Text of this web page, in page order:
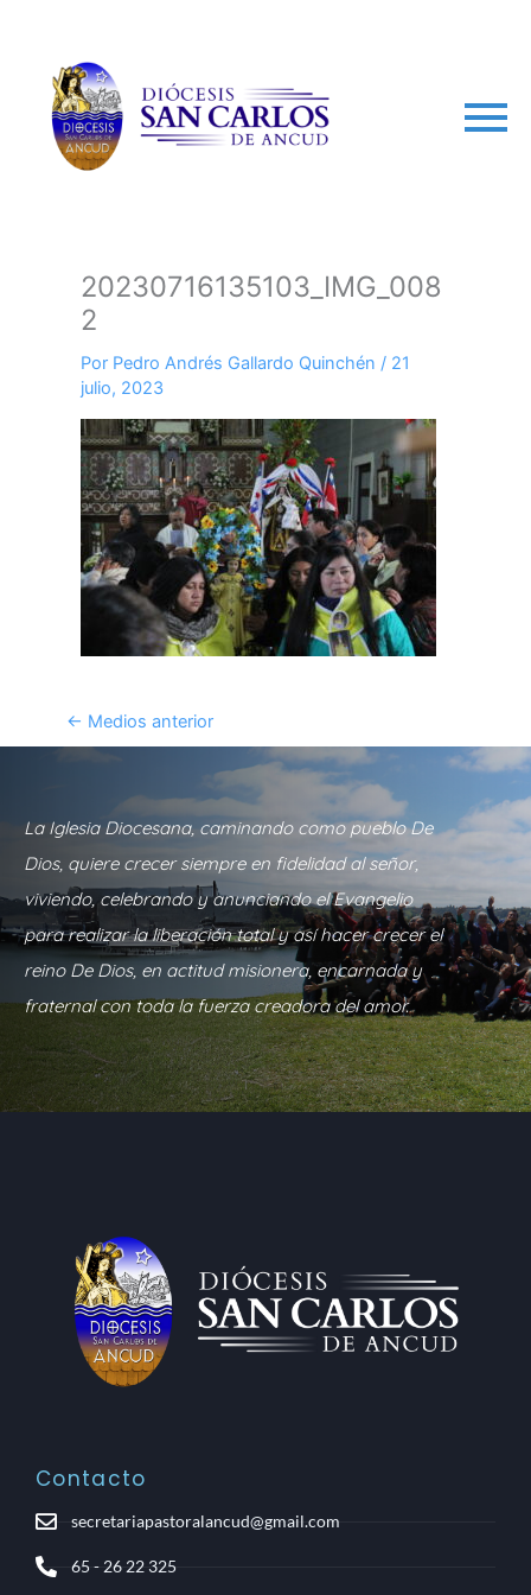
20230716135103_IMG_008
2
Por Pedro Andrés Gallardo Quinchén / 21
julio, 2023
← Medios anterior
La Iglesia Diocesana, caminando como pueblo De
Dios, quiere crecer siempre en fidelidad al señor,
viviendo, celebrando y anunciando el Evangelio
para realizar la liberación total y así hacer crecer el
reino De Dios, en actitud misionera, encarnada y
fraternal con toda la fuerza creadora del amor.
Contacto
secretariapastoralancud@gmail.com
65 - 26 22 325